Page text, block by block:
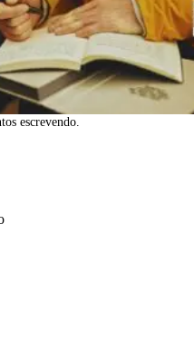
escrevendo.